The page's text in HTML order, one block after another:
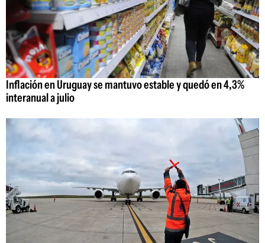
Inflación en Uruguay se mantuvo estable y quedó en 4,3%
interanual a julio